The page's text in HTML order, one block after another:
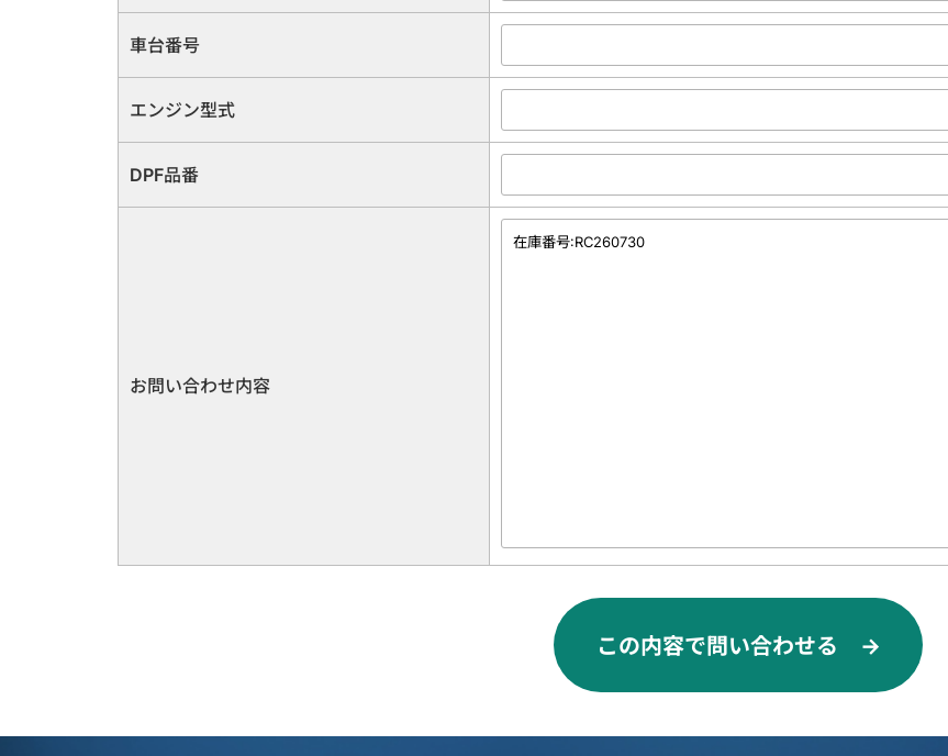
車台番号
エンジン型式
DPF品番
お問い合わせ内容
この内容で問い合わせる →